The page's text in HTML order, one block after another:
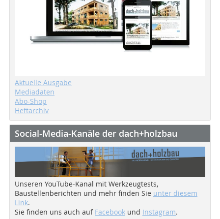
Aktuelle Ausgabe
Mediadaten
Abo-Shop
Heftarchiv
Social-Media-Kanäle der dach+holzbau
Unseren YouTube-Kanal mit Werkzeugtests,
Baustellenberichten und mehr finden Sie unter diesem
Link.
Sie finden uns auch auf Facebook und Instagram.